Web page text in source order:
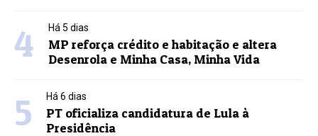
4 Há 5 dias
MP reforça crédito e habitação e altera
Desenrola e Minha Casa, Minha Vida
5 Há 6 dias
PT oficializa candidatura de Lula à
Presidência